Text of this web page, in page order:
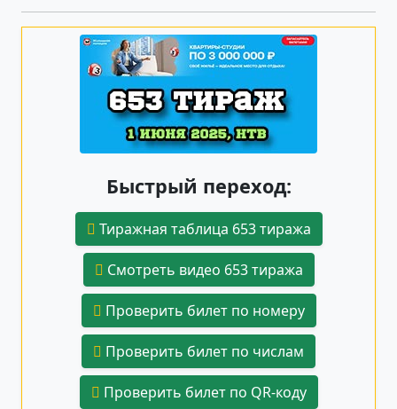
Быстрый переход:
Тиражная таблица 653 тиража
Смотреть видео 653 тиража
Проверить билет по номеру
Проверить билет по числам
Проверить билет по QR-коду